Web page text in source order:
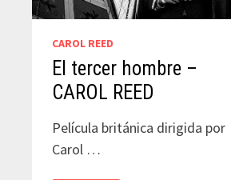
CAROL REED
El tercer hombre –
CAROL REED
Película británica dirigida por
Carol …